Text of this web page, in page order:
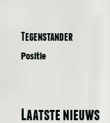
Tegenstander
Positie
Laatste nieuws